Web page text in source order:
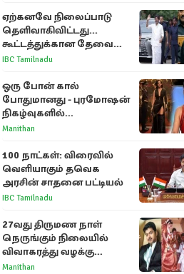
ஏற்கனவே நிலைப்பாடு
தெளிவாகிவிட்டது...
கூட்டத்துக்கான தேவை
என்ன? - கனிமொழி
IBC Tamilnadu
ஒரு போன் கால்
போதுமானது - புரமோஷன்
நிகழ்வுகளில்
பங்கேற்காதது குறித்து
Manithan
100 நாட்கள்: விரைவில்
வெளியாகும் தவெக
அரசின் சாதனை பட்டியல்
IBC Tamilnadu
27வது திருமண நாள்
நெருங்கும் நிலையில்
விவாகரத்து வழக்கு
வாபஸ்! விஜய்யுடன்
Manithan